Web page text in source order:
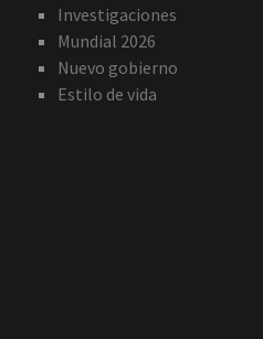
Investigaciones
Mundial 2026
Nuevo gobierno
Estilo de vida